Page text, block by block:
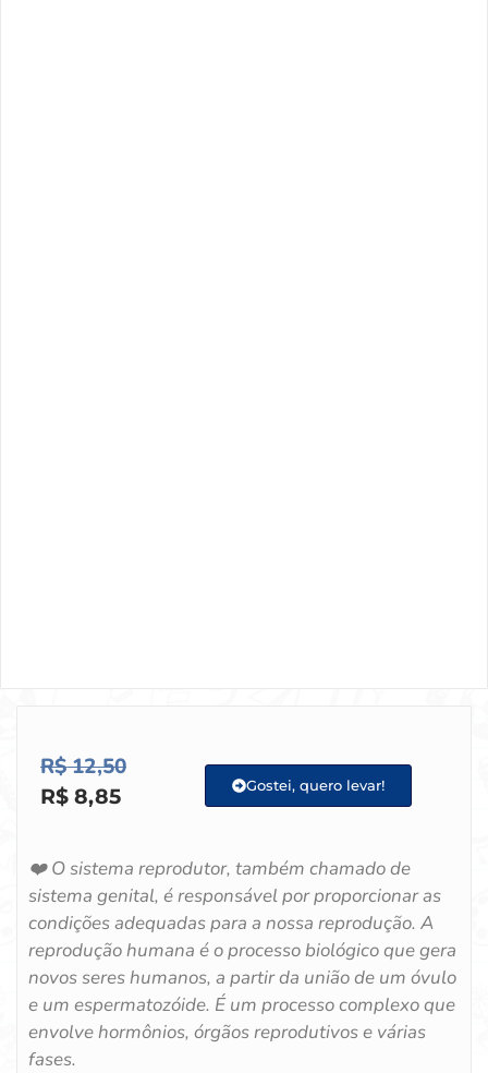
R$12,50
R$ 8,85 Gostei, quero levar!
❤️ O sistema reprodutor, também chamado de
sistema genital, é responsável por proporcionar as
condições adequadas para a nossa reprodução. A
reprodução humana é o processo biológico que gera
novos seres humanos, a partir da união de um óvulo
e um espermatozóide. É um processo complexo que
envolve hormônios, órgãos reprodutivos e várias
fases.